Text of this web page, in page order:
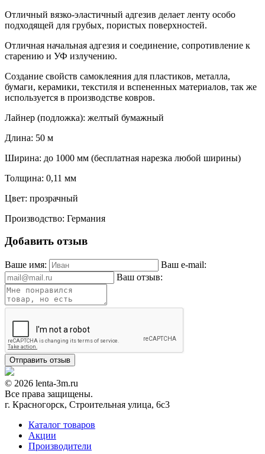
Отличный вязко-эластичный адгезив делает ленту особо
подходящей для грубых, пористых поверхностей.
Отличная начальная адгезия и соединение, сопротивление к
старению и УФ излучению.
Создание свойств самоклеяния для пластиков, металла,
бумаги, керамики, текстиля и вспененных материалов, так же
используется в производстве ковров.
Лайнер (подложка): желтый бумажный
Длина: 50 м
Ширина: до 1000 мм (бесплатная нарезка любой ширины)
Толщина: 0,11 мм
Цвет: прозрачный
Производство: Германия
Добавить отзыв
Ваше имя:
Ваш e-mail:
Ваш отзыв:
© 2026 lenta-3m.ru
Все права защищены.
г. Красногорск, Строительная улица, 6с3
Каталог товаров
Акции
Производители